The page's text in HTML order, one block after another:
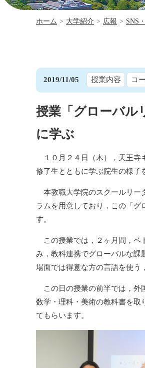
ホーム > 大学紹介 > 広報 > SNS
2019/11/05 授業内容 コ
授業「グローバル
に学ぶ
１０月２４日（木），天王寺
修了生とともに学ぶ院生の様子
本教職大学院のスクールリー
ラムを用意しており，この「グ
す。
この授業では，２ヶ月間，ベ
み，教科連携でグローバルな課
場面では得意な方の言語を使う
この日の授業の前半では，外
数学・理科・美術の教科書を取
てもらいます。